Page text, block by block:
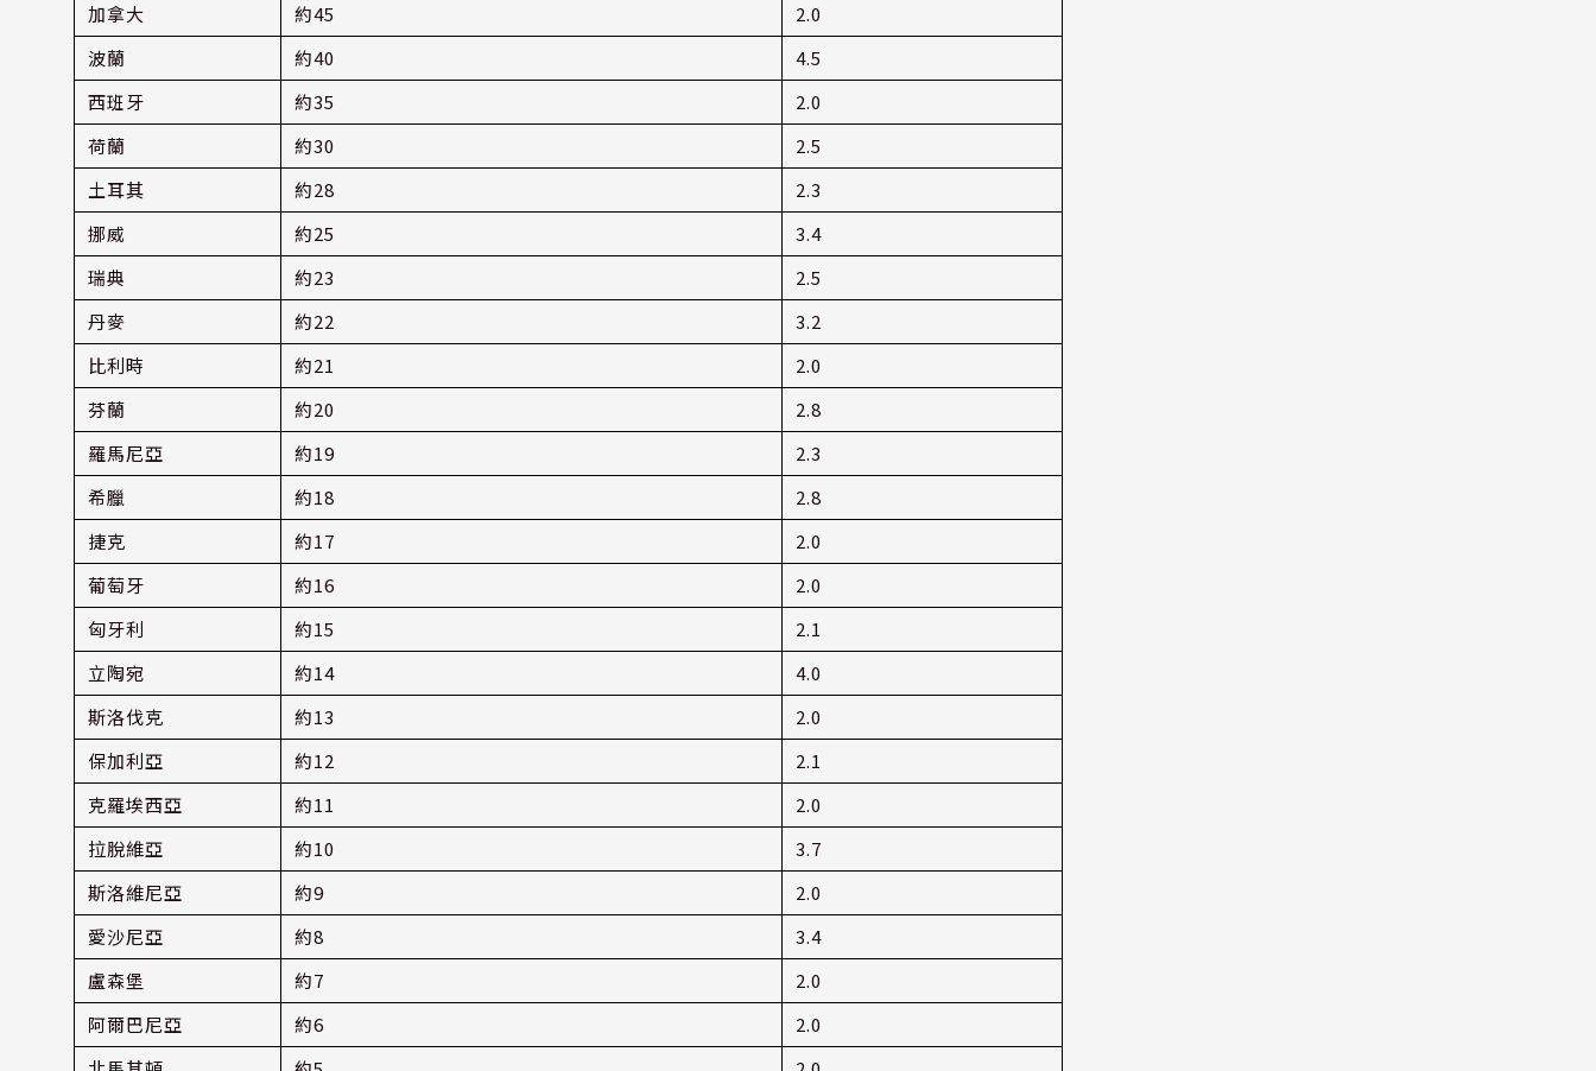
加拿大
約45
2.0
波蘭
約40
4.5
西班牙
約35
2.0
荷蘭
約30
2.5
土耳其
約28
2.3
挪威
約25
3.4
瑞典
約23
2.5
丹麥
約22
3.2
比利時
約21
2.0
芬蘭
約20
2.8
羅馬尼亞
約19
2.3
希臘
約18
2.8
捷克
約17
2.0
葡萄牙
約16
2.0
匈牙利
約15
2.1
立陶宛
約14
4.0
斯洛伐克
約13
2.0
保加利亞
約12
2.1
克羅埃西亞
約11
2.0
拉脫維亞
約10
3.7
斯洛維尼亞
約9
2.0
愛沙尼亞
約8
3.4
盧森堡
約7
2.0
阿爾巴尼亞
約6
2.0